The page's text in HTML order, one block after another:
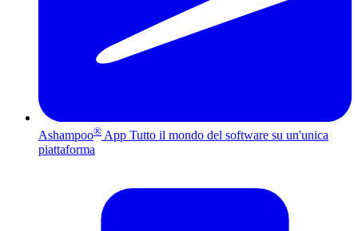
Ashampoo® App Tutto il mondo del software su un'unica
piattaforma